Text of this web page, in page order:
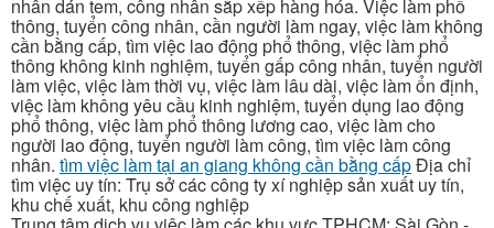
nhân dán tem, công nhân sắp xếp hàng hóa. Việc làm phổ
thông, tuyển công nhân, cần người làm ngay, việc làm không
cần bằng cấp, tìm việc lao động phổ thông, việc làm phổ
thông không kinh nghiệm, tuyển gấp công nhân, tuyển người
làm việc, việc làm thời vụ, việc làm lâu dài, việc làm ổn định,
việc làm không yêu cầu kinh nghiệm, tuyển dụng lao động
phổ thông, việc làm phổ thông lương cao, việc làm cho
người lao động, tuyển người làm công, tìm việc làm công
nhân. tìm việc làm tại an giang không cần bằng cấpĐịa chỉ
tìm việc uy tín: Trụ sở các công ty xí nghiệp sản xuất uy tín,
khu chế xuất, khu công nghiệp